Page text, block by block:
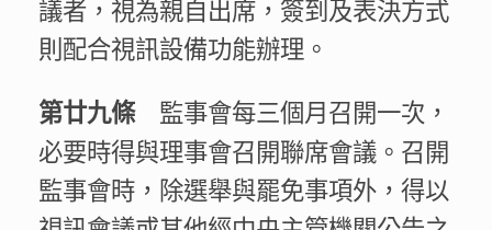
議者，視為親自出席，簽到及表決方式
則配合視訊設備功能辦理。
第廿九條監事會每三個月召開一次，
必要時得與理事會召開聯席會議。召開
監事會時，除選舉與罷免事項外，得以